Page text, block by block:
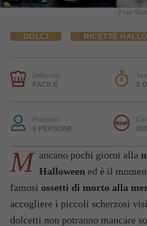
Foto
DOLCI RICETTE
Difficoltà:
FACILE
2
Porzioni:
6 PERSONE
M ancano pochi giorni alla
Halloween ed è il
famosi ossetti di morto alla
accogliere i piccoli scherzosi
dolcetti non potranno mancare